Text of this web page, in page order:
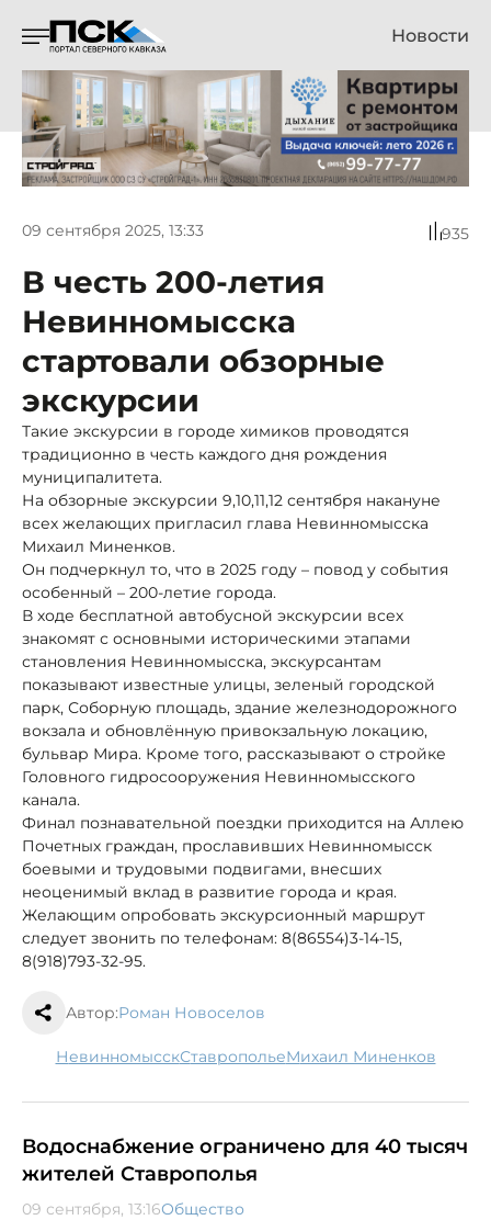
Новости
09 сентября 2025, 13:33 935
В честь 200-летия
Невинномысска
стартовали обзорные
экскурсии
Такие экскурсии в городе химиков проводятся
традиционно в честь каждого дня рождения
муниципалитета.
На обзорные экскурсии 9,10,11,12 сентября накануне
всех желающих пригласил глава Невинномысска
Михаил Миненков.
Он подчеркнул то, что в 2025 году – повод у события
особенный – 200-летие города.
В ходе бесплатной автобусной экскурсии всех
знакомят с основными историческими этапами
становления Невинномысска, экскурсантам
показывают известные улицы, зеленый городской
парк, Соборную площадь, здание железнодорожного
вокзала и обновлённую привокзальную локацию,
бульвар Мира. Кроме того, рассказывают о стройке
Головного гидросооружения Невинномысского
канала.
Финал познавательной поездки приходится на Аллею
Почетных граждан, прославивших Невинномысск
боевыми и трудовыми подвигами, внесших
неоценимый вклад в развитие города и края.
Желающим опробовать экскурсионный маршрут
следует звонить по телефонам: 8(86554)3-14-15,
8(918)793-32-95.
Автор:Роман Новоселов
Невинномысск Ставрополье Михаил Миненков
Водоснабжение ограничено для 40 тысяч
жителей Ставрополья
09 сентября, 13:16Общество